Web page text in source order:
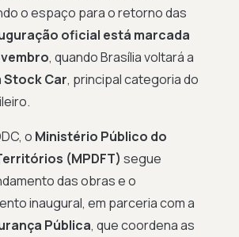
o espaço para o retorno das
oficial está marcada
, quando Brasília voltará a
Stock Car, principal categoria do
o Ministério Público do
(MPDFT) segue
das obras e o
inaugural, em parceria com a
Pública, que coordena as